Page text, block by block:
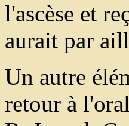
l'ascèse et
aurait par
Un autre
retour à